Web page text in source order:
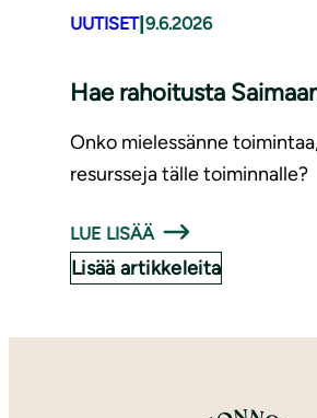
UUTISET|9.6.2026
Hae rahoitusta
Onko mielessänne
resursseja tälle toiminnalle?
LUE LISÄÄ
Lisää artikkeleita